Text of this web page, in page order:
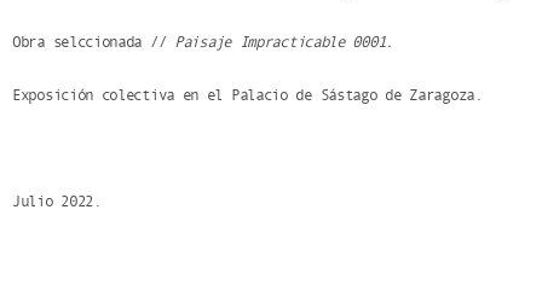
Obra selccionada // Paisaje Impracticable 0001.
Exposición colectiva en el Palacio de Sástago de Zaragoza.
Julio 2022.